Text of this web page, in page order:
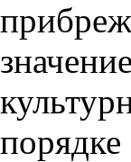
прибреж